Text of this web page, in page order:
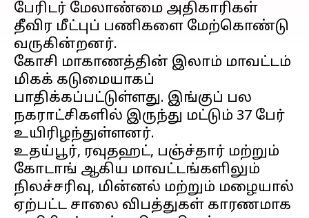
பேரிடர் மேலாண்மை அதிகாரிகள்
தீவிர மீட்புப் பணிகளை மேற்கொண்டு
வருகின்றனர்.
கோசி மாகாணத்தின் இலாம் மாவட்டம்
மிகக் கடுமையாகப்
பாதிக்கப்பட்டுள்ளது. இங்குப் பல
நகராட்சிகளில் இருந்து மட்டும் 37 பேர்
உயிரிழந்துள்ளனர்.
உதய்பூர், ரவுதஹட், பஞ்ச்தார் மற்றும்
கோடாங் ஆகிய மாவட்டங்களிலும்
நிலச்சரிவு, மின்னல் மற்றும் மழையால்
ஏற்பட்ட சாலை விபத்துகள் காரணமாக